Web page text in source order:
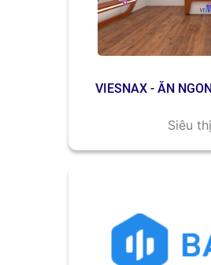
VIESNAX - ĂN
Siêu